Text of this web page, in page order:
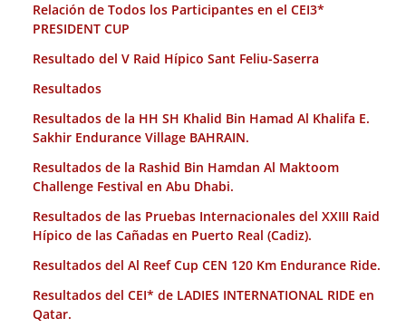
Relación de Todos los Participantes en el CEI3*
PRESIDENT CUP
Resultado del V Raid Hípico Sant Feliu-Saserra
Resultados
Resultados de la HH SH Khalid Bin Hamad Al Khalifa E.
Sakhir Endurance Village BAHRAIN.
Resultados de la Rashid Bin Hamdan Al Maktoom
Challenge Festival en Abu Dhabi.
Resultados de las Pruebas Internacionales del XXIII Raid
Hípico de las Cañadas en Puerto Real (Cadiz).
Resultados del Al Reef Cup CEN 120 Km Endurance Ride.
Resultados del CEI* de LADIES INTERNATIONAL RIDE en
Qatar.